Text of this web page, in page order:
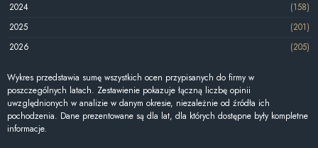
2024
(158)
2025
(201)
2026
(205)
Wykres przedstawia sumę wszystkich ocen przypisanych do firmy w
poszczególnych latach. Zestawienie pokazuje łączną liczbę opinii
uwzględnionych w analizie w danym okresie, niezależnie od źródła ich
pochodzenia. Dane prezentowane są dla lat, dla których dostępne były kompletne
informacje.